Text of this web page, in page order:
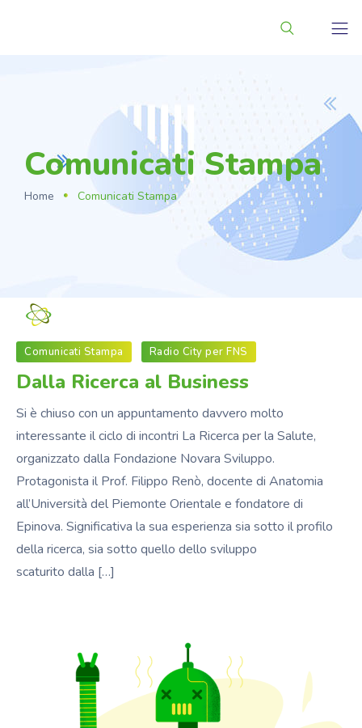
Comunicati Stampa
Home Comunicati Stampa
Comunicati Stampa Radio City per FNS
Dalla Ricerca al Business
Si è chiuso con un appuntamento davvero molto
interessante il ciclo di incontri La Ricerca per la Salute,
organizzato dalla Fondazione Novara Sviluppo.
Protagonista il Prof. Filippo Renò, docente di Anatomia
all’Università del Piemonte Orientale e fondatore di
Epinova. Significativa la sua esperienza sia sotto il profilo
della ricerca, sia sotto quello dello sviluppo
scaturito dalla […]